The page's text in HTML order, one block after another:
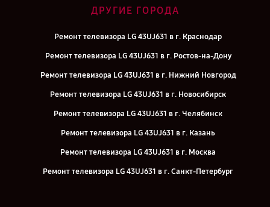
ДРУГИЕ ГОРОДА
Ремонт телевизора LG 43UJ631 в г. Краснодар
Ремонт телевизора LG 43UJ631 в г. Ростов-на-Дону
Ремонт телевизора LG 43UJ631 в г. Нижний Новгород
Ремонт телевизора LG 43UJ631 в г. Новосибирск
Ремонт телевизора LG 43UJ631 в г. Челябинск
Ремонт телевизора LG 43UJ631 в г. Казань
Ремонт телевизора LG 43UJ631 в г. Москва
Ремонт телевизора LG 43UJ631 в г. Санкт-Петербург